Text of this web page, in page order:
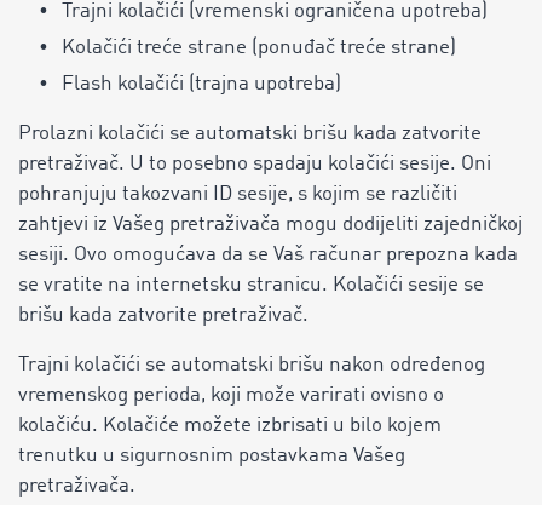
Trajni kolačići (vremenski ograničena upotreba)
Kolačići treće strane (ponuđač treće strane)
Flash kolačići (trajna upotreba)
Prolazni kolačići se automatski brišu kada zatvorite
pretraživač. U to posebno spadaju kolačići sesije. Oni
pohranjuju takozvani ID sesije, s kojim se različiti
zahtjevi iz Vašeg pretraživača mogu dodijeliti zajedničkoj
sesiji. Ovo omogućava da se Vaš računar prepozna kada
se vratite na internetsku stranicu. Kolačići sesije se
brišu kada zatvorite pretraživač.
Trajni kolačići se automatski brišu nakon određenog
vremenskog perioda, koji može varirati ovisno o
kolačiću. Kolačiće možete izbrisati u bilo kojem
trenutku u sigurnosnim postavkama Vašeg
pretraživača.